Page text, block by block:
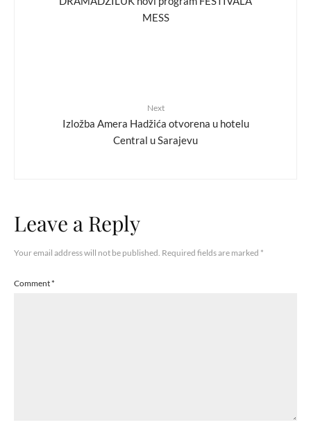
MESS
Next
Izložba Amera Hadžića otvorena u hotelu
Central u Sarajevu
Leave a Reply
Your email address will not be published. Required fields are marked *
Comment*